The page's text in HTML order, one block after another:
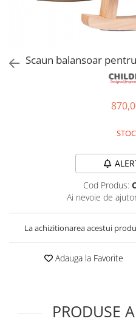
Jucarii electronice
Scaun balansoar
Cod Produs:
Ai nevoie de
La achizitionarea acestui
Adauga la Favorite
PRODUSE